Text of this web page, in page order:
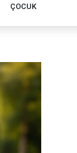
ÇOCUK